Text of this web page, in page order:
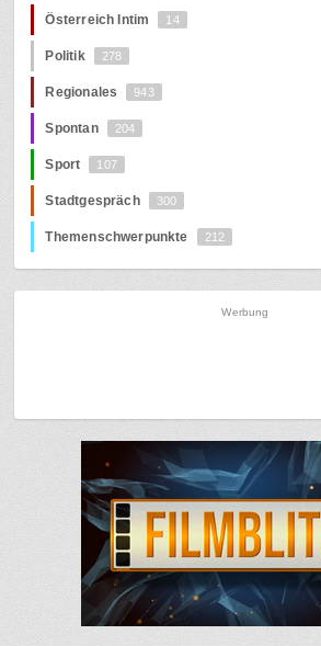
Österreich Intim 14
Politik 278
Regionales 943
Spontan 204
Sport 107
Stadtgespräch 300
Themenschwerpunkte 212
Werbung